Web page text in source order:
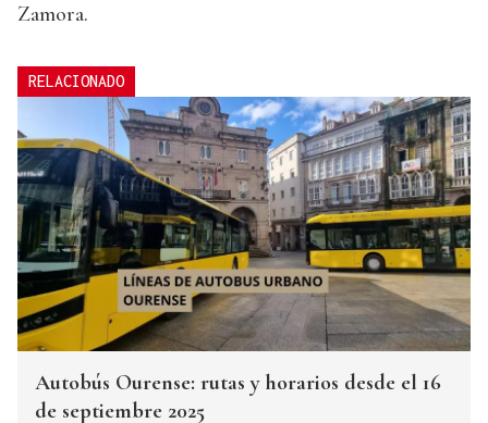
Zamora.
RELACIONADO
Autobús Ourense: rutas y horarios desde el 16
de septiembre 2025